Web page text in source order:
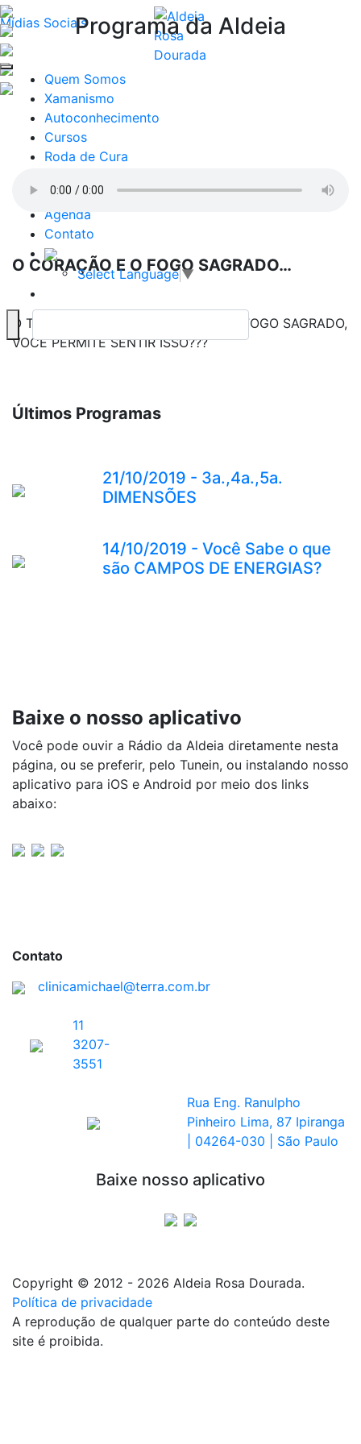
Mídias Sociais
Quem Somos
Xamanismo
Autoconhecimento
Cursos
Roda de Cura
Ayahuasca
Agenda
Contato
Select Language ▼
Programa da Aldeia
O CORAÇÃO E O FOGO SAGRADO…
O TEU CORAÇÃO É CONECTADO AO FOGO SAGRADO,
VOCÊ PERMITE SENTIR ISSO???
Últimos Programas
21/10/2019 - 3a.,4a.,5a.
DIMENSÕES
14/10/2019 - Você Sabe o que
são CAMPOS DE ENERGIAS?
Baixe o nosso aplicativo
Você pode ouvir a Rádio da Aldeia diretamente nesta
página, ou se preferir, pelo Tunein, ou instalando nosso
aplicativo para iOS e Android por meio dos links
abaixo:
Contato
clinicamichael@terra.com.br
11
3207-
3551
Rua Eng. Ranulpho
Pinheiro Lima, 87 Ipiranga
| 04264-030 | São Paulo
Baixe nosso aplicativo
Copyright © 2012 - 2026 Aldeia Rosa Dourada.
Política de privacidade
A reprodução de qualquer parte do conteúdo deste
site é proibida.